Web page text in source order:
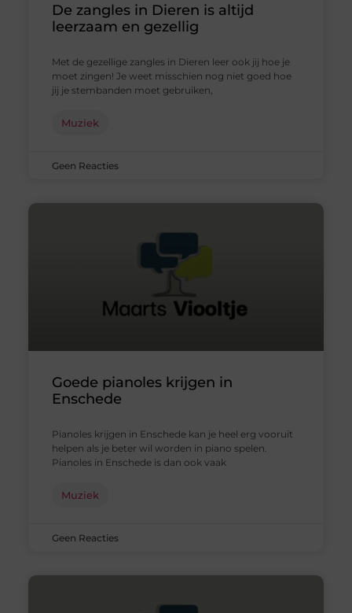
De zangles in Dieren is altijd
leerzaam en gezellig
Met de gezellige zangles in Dieren leer ook jij hoe je
moet zingen! Je weet misschien nog niet goed hoe
jij je stembanden moet gebruiken,
Muziek
Geen Reacties
Goede pianoles krijgen in
Enschede
Pianoles krijgen in Enschede kan je heel erg vooruit
helpen als je beter wil worden in piano spelen.
Pianoles in Enschede is dan ook vaak
Muziek
Geen Reacties